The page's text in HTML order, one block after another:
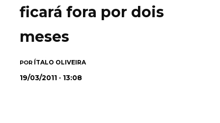
ficará fora por dois
meses
POR ÍTALO OLIVEIRA
19/03/2011 · 13:08